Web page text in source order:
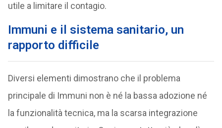
utile a limitare il contagio.
Immuni e il sistema sanitario, un
rapporto difficile
Diversi elementi dimostrano che il problema
principale di Immuni non è né la bassa adozione né
la funzionalità tecnica, ma la scarsa integrazione